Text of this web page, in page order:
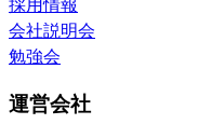
会社説明会
勉強会
運営会社